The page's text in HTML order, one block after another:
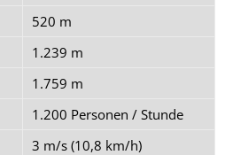
520 m
1.239 m
1.759 m
1.200 Personen / Stunde
3 m/s (10,8 km/h)